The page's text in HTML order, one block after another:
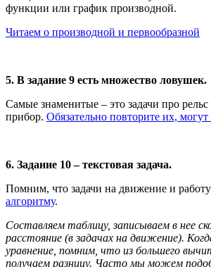
функции или график производной.
Читаем о производной и первообразной
5. В задание 9 есть множество ловушек.
Самые знаменитые – это задачи про
прибор. Обязательно повторите их,
6. Задание 10 – текстовая задача.
Помним, что задачи на движение и работу
алгоритму.
Составляем таблицу, записываем в нее
расстояние (в задачах на движение).
уравнение, помним, что из большего
получаем разницу. Часто мы можем